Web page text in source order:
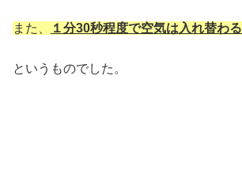
また、 １分30秒程度で空気は入れ替わる
というものでした。